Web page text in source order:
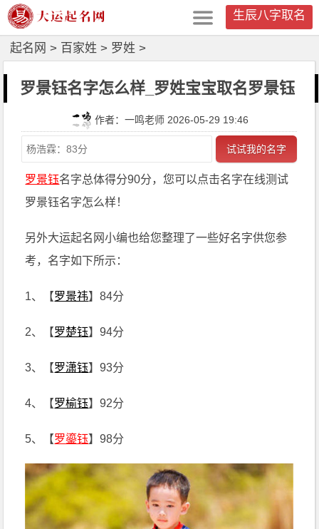
生辰八字取名
起名网 > 百家姓 > 罗姓 >
罗景钰名字怎么样_罗姓宝宝取名罗景钰
作者：一鸣老师 2026-05-29 19:46
试试我的名字
罗景钰名字总体得分90分，您可以点击名字在线测试
罗景钰名字怎么样！
另外大运起名网小编也给您整理了一些好名字供您参
考，名字如下所示：
1、【罗景祎】84分
2、【罗楚钰】94分
3、【罗潇钰】93分
4、【罗榆钰】92分
5、【罗鎏钰】98分